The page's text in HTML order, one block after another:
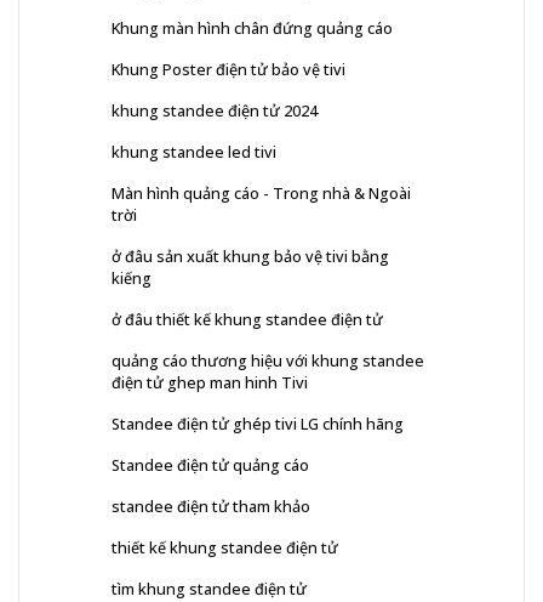
Khung màn hình chân đứng quảng cáo
Khung Poster điện tử bảo vệ tivi
khung standee điện tử 2024
khung standee led tivi
Màn hình quảng cáo - Trong nhà & Ngoài
trời
ở đâu sản xuất khung bảo vệ tivi bằng
kiếng
ở đâu thiết kế khung standee điện tử
quảng cáo thương hiệu với khung standee
điện tử ghep man hinh Tivi
Standee điện tử ghép tivi LG chính hãng
Standee điện tử quảng cáo
standee điện tử tham khảo
thiết kế khung standee điện tử
tìm khung standee điện tử